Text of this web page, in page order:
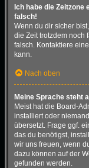
Ich habe die Zeitzone
falsch!
Wenn du dir sicher
die Zeit trotzdem noch
falsch. Kontaktiere
kann.
Nach oben
Meine Sprache steht
Meist hat die Board-
installiert oder
übersetzt. Frage ggf.
das du benötigst,
wir uns freuen, wenn
dazu können auf der
gefunden werden.